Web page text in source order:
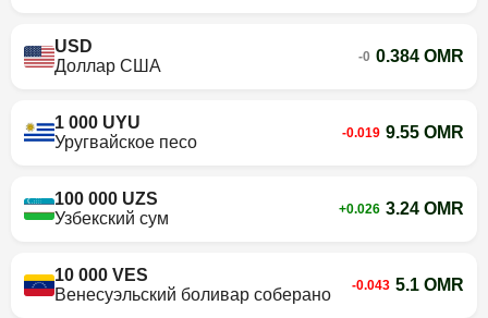
USD
Доллар США
-0 0.384 OMR
1 000 UYU
Уругвайское песо
-0.019 9.55 OMR
100 000 UZS
Узбекский сум
+0.026 3.24 OMR
10 000 VES
Венесуэльский боливар соберано
-0.043 5.1 OMR